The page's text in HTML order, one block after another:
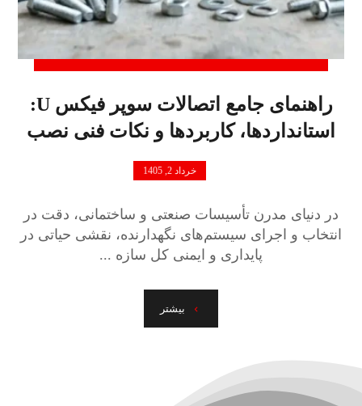
راهنمای جامع اتصالات سوپر فیکس U:
استانداردها، کاربردها و نکات فنی نصب
خرداد 2, 1405
در دنیای مدرن تأسیسات صنعتی و ساختمانی، دقت در
انتخاب و اجرای سیستم‌های نگهدارنده، نقشی حیاتی در
پایداری و ایمنی کل سازه ...
بیشتر